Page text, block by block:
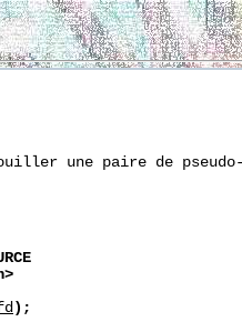
une paire de
);